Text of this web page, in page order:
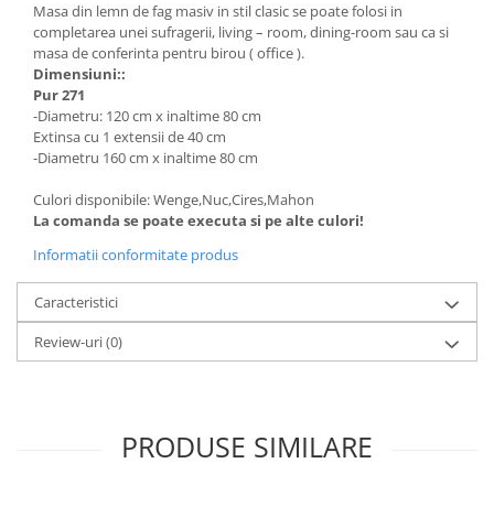
Masa din lemn de fag masiv in stil clasic se poate folosi in
completarea unei sufragerii, living – room, dining-room sau ca si
masa de conferinta pentru birou ( office ).
Dimensiuni::
Pur 271
-Diametru: 120 cm x inaltime 80 cm
Extinsa cu 1 extensii de 40 cm
-Diametru 160 cm x inaltime 80 cm
Culori disponibile: Wenge,Nuc,Cires,Mahon
La comanda se poate executa si pe alte culori!
Informatii conformitate produs
Caracteristici
Review-uri(0)
PRODUSE SIMILARE